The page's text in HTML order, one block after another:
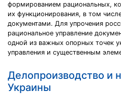
формированием рациональных,
их функционирования, в том
документами. Для упрочения
рациональное управление
одной из важных опорных точек
управления и существенным
Делопроизводство и
Украины